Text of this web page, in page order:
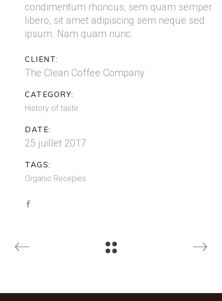
condimentum rhoncus, sem quam semper
libero, sit amet adipiscing sem neque sed
ipsum. Nam quam nunc.
CLIENT:
The Clean Coffee Company
CATEGORY:
History of taste
DATE:
25 juillet 2017
TAGS:
Organic Recepies